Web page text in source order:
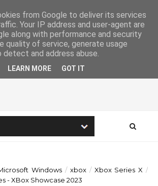
Windows / xbox / Xbox Series X /
- XBox Showcase 2023
from Google to deliver its services
Your IP address and user-agent are
along with performance and security
quality of service, generate usage
and address abuse.
LEARN MORE GOT IT